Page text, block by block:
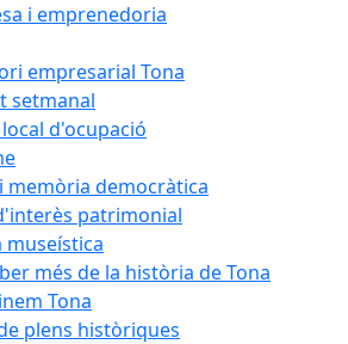
i emprenedoria
empresarial Tona
setmanal
d'ocupació
memòria democràtica
patrimonial
museística
més de la història de Tona
Tona
plens històriques